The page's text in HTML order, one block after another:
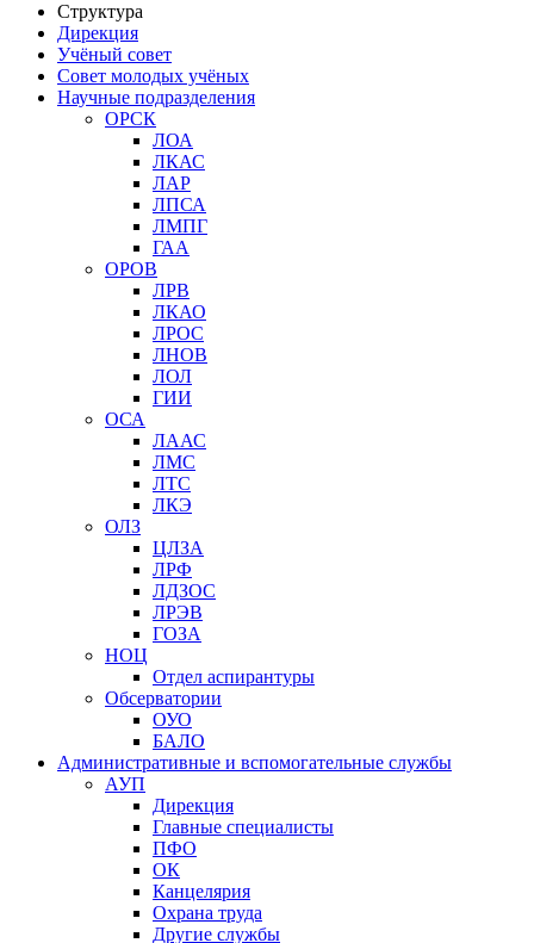
Структура
Дирекция
Учёный совет
Совет молодых учёных
Научные подразделения
ОРСК
ЛОА
ЛКАС
ЛАР
ЛПСА
ЛМПГ
ГАА
ОРОВ
ЛРВ
ЛКАО
ЛРОС
ЛНОВ
ЛОЛ
ГИИ
ОСА
ЛААС
ЛМС
ЛТС
ЛКЭ
ОЛЗ
ЦЛЗА
ЛРФ
ЛДЗОС
ЛРЭВ
ГОЗА
НОЦ
Отдел аспирантуры
Обсерватории
ОУО
БАЛО
Административные и вспомогательные службы
АУП
Дирекция
Главные специалисты
ПФО
ОК
Канцелярия
Охрана труда
Другие службы